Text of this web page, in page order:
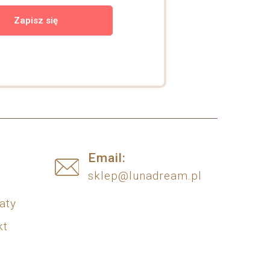
Zapisz się
Email:
sklep@lunadream.pl